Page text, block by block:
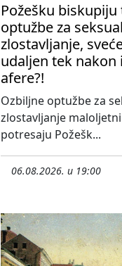
Požešku biskupiju
optužbe za
zlostavljanje,
udaljen tek nakon
afere?!
Ozbiljne optužbe za
zlostavljanje
potresaju Požešk...
06.08.2026. u 19:00